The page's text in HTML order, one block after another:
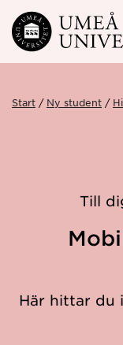
Hoppa direkt
Start Ny student
Till
Här hittar du